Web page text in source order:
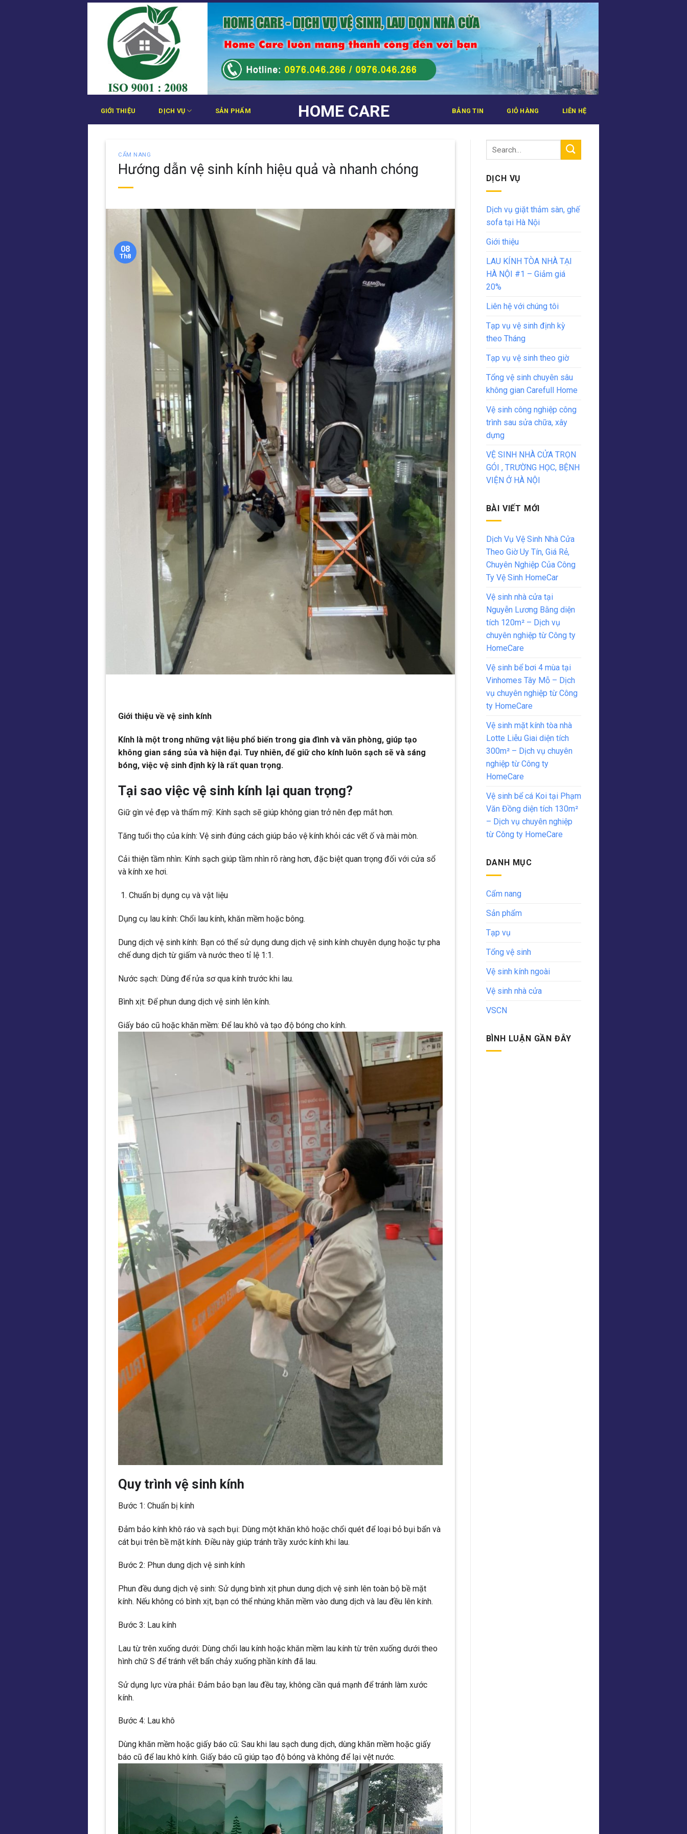
Bỏ
HOME CARE
GIỚI THIỆU DỊCH VỤ SẢN PHẨM BẢNG TIN GIỎ HÀNG LIÊN HỆ
CẨM NANG
Hướng dẫn vệ sinh kính hiệu quả và nhanh chóng
08
Th8
Giới thiệu về vệ sinh kính
Kính là một trong những vật liệu phổ biến trong gia đình và văn phòng, giúp tạo
không gian sáng sủa và hiện đại. Tuy nhiên, để giữ cho kính luôn sạch sẽ và sáng
bóng, việc vệ sinh định kỳ là rất quan trọng.
Tại sao việc vệ sinh kính lại quan trọng?
Giữ gìn vẻ đẹp và thẩm mỹ: Kính sạch sẽ giúp không gian trở nên đẹp mắt hơn.
Tăng tuổi thọ của kính: Vệ sinh đúng cách giúp bảo vệ kính khỏi các vết ố và mài mòn.
Cải thiện tầm nhìn: Kính sạch giúp tầm nhìn rõ ràng hơn, đặc biệt quan trọng đối với cửa sổ
và kính xe hơi.
Chuẩn bị dụng cụ và vật liệu
Dụng cụ lau kính: Chổi lau kính, khăn mềm hoặc bông.
Dung dịch vệ sinh kính: Bạn có thể sử dụng dung dịch vệ sinh kính chuyên dụng hoặc tự pha
chế dung dịch từ giấm và nước theo tỉ lệ 1:1.
Nước sạch: Dùng để rửa sơ qua kính trước khi lau.
Bình xịt: Để phun dung dịch vệ sinh lên kính.
Giấy báo cũ hoặc khăn mềm: Để lau khô và tạo độ bóng cho kính.
Quy trình vệ sinh kính
Bước 1: Chuẩn bị kính
Đảm bảo kính khô ráo và sạch bụi: Dùng một khăn khô hoặc chổi quét để loại bỏ bụi bẩn và
cát bụi trên bề mặt kính. Điều này giúp tránh trầy xước kính khi lau.
Bước 2: Phun dung dịch vệ sinh kính
Phun đều dung dịch vệ sinh: Sử dụng bình xịt phun dung dịch vệ sinh lên toàn bộ bề mặt
kính. Nếu không có bình xịt, bạn có thể nhúng khăn mềm vào dung dịch và lau đều lên kính.
Bước 3: Lau kính
Lau từ trên xuống dưới: Dùng chổi lau kính hoặc khăn mềm lau kính từ trên xuống dưới theo
hình chữ S để tránh vết bẩn chảy xuống phần kính đã lau.
Sử dụng lực vừa phải: Đảm bảo bạn lau đều tay, không cần quá mạnh để tránh làm xước
kính.
Bước 4: Lau khô
Dùng khăn mềm hoặc giấy báo cũ: Sau khi lau sạch dung dịch, dùng khăn mềm hoặc giấy
báo cũ để lau khô kính. Giấy báo cũ giúp tạo độ bóng và không để lại vệt nước.
DỊCH VỤ
Dịch vụ giặt thảm sàn, ghế
sofa tại Hà Nội
Giới thiệu
LAU KÍNH TÒA NHÀ TẠI
HÀ NỘI #1 – Giảm giá
20%
Liên hệ với chúng tôi
Tạp vụ vệ sinh định kỳ
theo Tháng
Tạp vụ vệ sinh theo giờ
Tổng vệ sinh chuyên sâu
không gian Carefull Home
Vệ sinh công nghiệp công
trình sau sửa chữa, xây
dựng
VỆ SINH NHÀ CỬA TRỌN
GÓI , TRƯỜNG HỌC, BỆNH
VIỆN Ở HÀ NỘI
BÀI VIẾT MỚI
Dịch Vụ Vệ Sinh Nhà Cửa
Theo Giờ Uy Tín, Giá Rẻ,
Chuyên Nghiệp Của Công
Ty Vệ Sinh HomeCar
Vệ sinh nhà cửa tại
Nguyễn Lương Bằng diện
tích 120m² – Dịch vụ
chuyên nghiệp từ Công ty
HomeCare
Vệ sinh bể bơi 4 mùa tại
Vinhomes Tây Mỗ – Dịch
vụ chuyên nghiệp từ Công
ty HomeCare
Vệ sinh mặt kính tòa nhà
Lotte Liễu Giai diện tích
300m² – Dịch vụ chuyên
nghiệp từ Công ty
HomeCare
Vệ sinh bể cá Koi tại Phạm
Văn Đồng diện tích 130m²
– Dịch vụ chuyên nghiệp
từ Công ty HomeCare
DANH MỤC
Cẩm nang
Sản phẩm
Tạp vụ
Tổng vệ sinh
Vệ sinh kính ngoài
Vệ sinh nhà cửa
VSCN
BÌNH LUẬN GẦN ĐÂY